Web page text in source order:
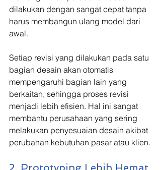
dilakukan dengan sangat cepat tanpa
harus membangun ulang model dari
awal.
Setiap revisi yang dilakukan pada satu
bagian desain akan otomatis
mempengaruhi bagian lain yang
berkaitan, sehingga proses revisi
menjadi lebih efisien. Hal ini sangat
membantu perusahaan yang sering
melakukan penyesuaian desain akibat
perubahan kebutuhan pasar atau klien.
2. Prototyping Lebih Hemat